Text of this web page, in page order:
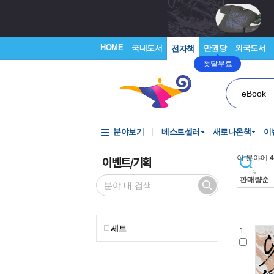
HOME 국내도서 전자책 만권당
첫달무료
외국도서
eBook
분야보기 베스트셀러 새로나온책 이
이벤트/기획
세트
이 분야에 4
판매량순
1.